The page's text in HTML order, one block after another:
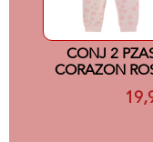
CONJ 2
CORAZON